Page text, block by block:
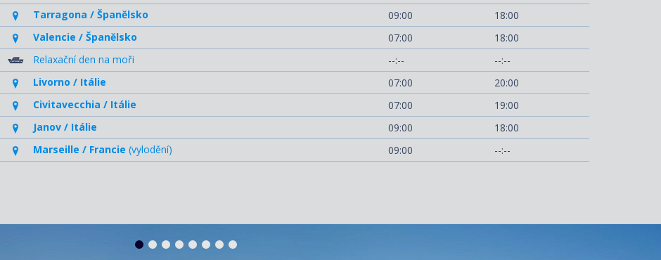
Tarragona / Španělsko 09:00
18:00
Valencie / Španělsko 07:00
18:00
Relaxační den na moři --:--
--:--
Livorno / Itálie 07:00
20:00
Civitavecchia / Itálie 07:00
19:00
Janov / Itálie 09:00
18:00
Marseille / Francie (vylodění) 09:00 --:--